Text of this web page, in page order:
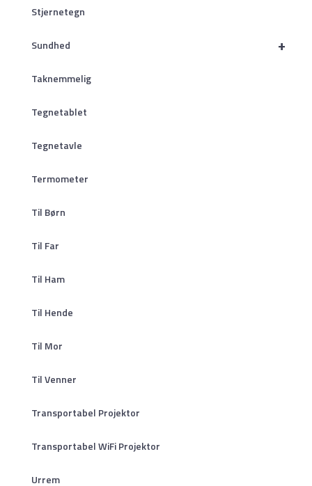
Stjernetegn
+
Sundhed
Taknemmelig
Tegnetablet
Tegnetavle
Termometer
Til Børn
Til Far
Til Ham
Til Hende
Til Mor
Til Venner
Transportabel Projektor
Transportabel WiFi Projektor
Urrem